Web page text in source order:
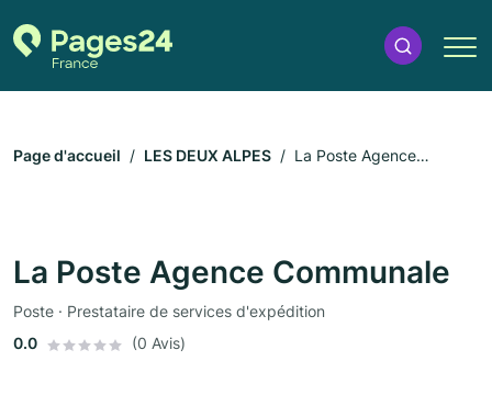
Page d'accueil LES DEUX ALPES
La Poste Agence
La Poste Agence Communale
Poste · Prestataire de services d'expédition
0.0
(0 Avis)